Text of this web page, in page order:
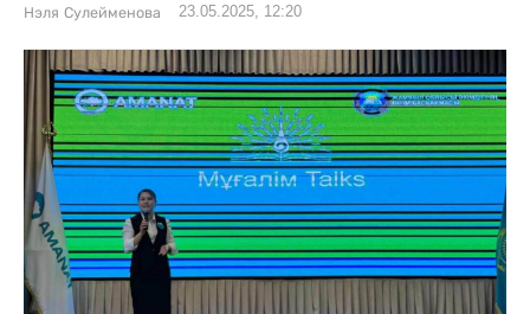
Нэля Сулейменова 23.05.2025, 12:20